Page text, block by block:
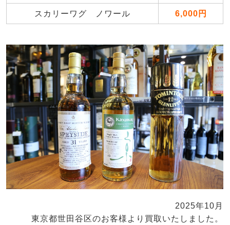
スカリーワグ ノワール 6,000円
2025年10月
東京都世田谷区のお客様より買取いたしました。